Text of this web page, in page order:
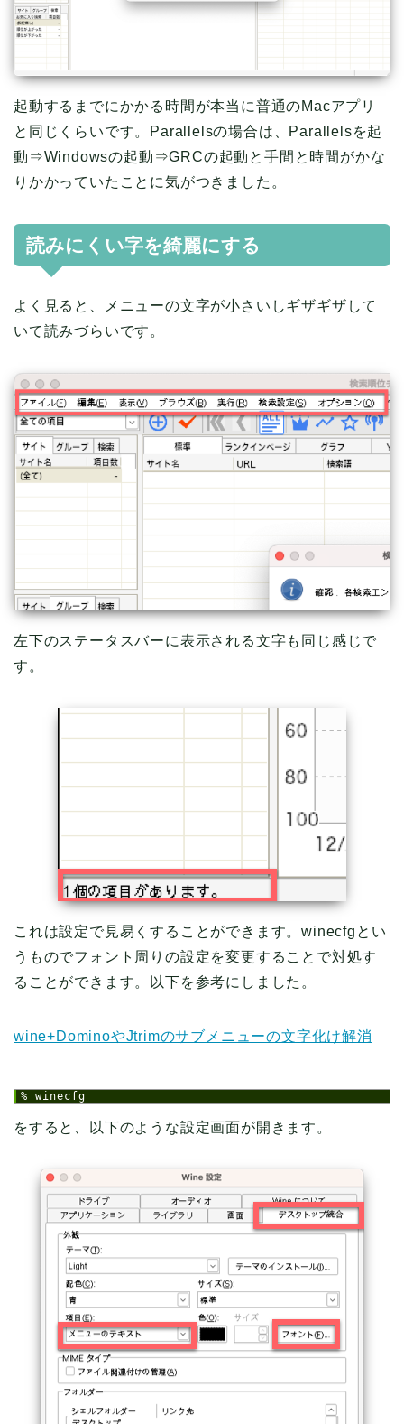
起動するまでにかかる時間が本当に普通のMacアプリ
と同じくらいです。Parallelsの場合は、Parallelsを起
動⇒Windowsの起動⇒GRCの起動と手間と時間がかな
りかかっていたことに気がつきました。
読みにくい字を綺麗にする
よく見ると、メニューの文字が小さいしギザギザして
いて読みづらいです。
左下のステータスバーに表示される文字も同じ感じで
す。
これは設定で見易くすることができます。winecfgとい
うものでフォント周りの設定を変更することで対処す
ることができます。以下を参考にしました。
wine+DominoやJtrimのサブメニューの文字化け解消
% winecfg
をすると、以下のような設定画面が開きます。